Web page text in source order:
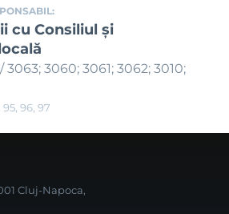
cu Consiliul şi
3063; 3060; 3061; 3062; 3010;
96, 97
Cluj-Napoca,